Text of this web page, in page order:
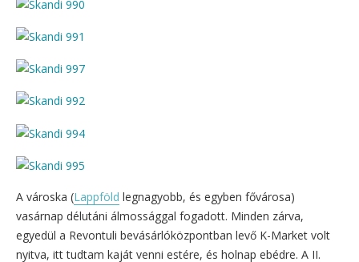
A városka (Lappföld legnagyobb, és egyben fővárosa)
vasárnap délutáni álmossággal fogadott. Minden zárva,
egyedül a Revontuli bevásárlóközpontban levő K-Market volt
nyitva, itt tudtam kaját venni estére, és holnap ebédre. A II.